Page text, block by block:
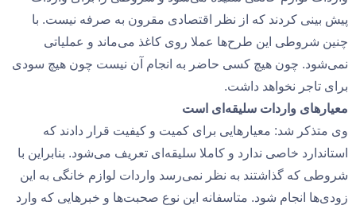
پیش بینی کردند که از نظر اقتصادی مقرون به صرفه نیست. با
چنین شروطی این طرح‌ها عملا روی کاغذ می‌ماند و عملیاتی
نمی‌شود. چون هیچ کسی حاضر به انجام آن نیست چون هیچ سودی
برای تاجر نخواهد داشت.
معیارهای واردات سلیقه‌ای است
وی متذکر شد: معیارهایی برای کمیت و کیفیت قرار دادند که
استاندارد خاصی ندارد و کاملا سلیقه‌ای تعریف می‌شود. بنابراین با
شروطی که گذاشتند به نظر نمی‌رسد واردات لوازم خانگی به این
زودی‌ها انجام شود. متاسفانه این نوع صحبت‌ها و خبرهایی که وارد